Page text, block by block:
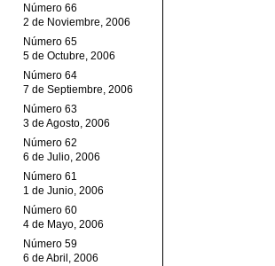
Número 66
2 de Noviembre, 2006
Número 65
5 de Octubre, 2006
Número 64
7 de Septiembre, 2006
Número 63
3 de Agosto, 2006
Número 62
6 de Julio, 2006
Número 61
1 de Junio, 2006
Número 60
4 de Mayo, 2006
Número 59
6 de Abril, 2006